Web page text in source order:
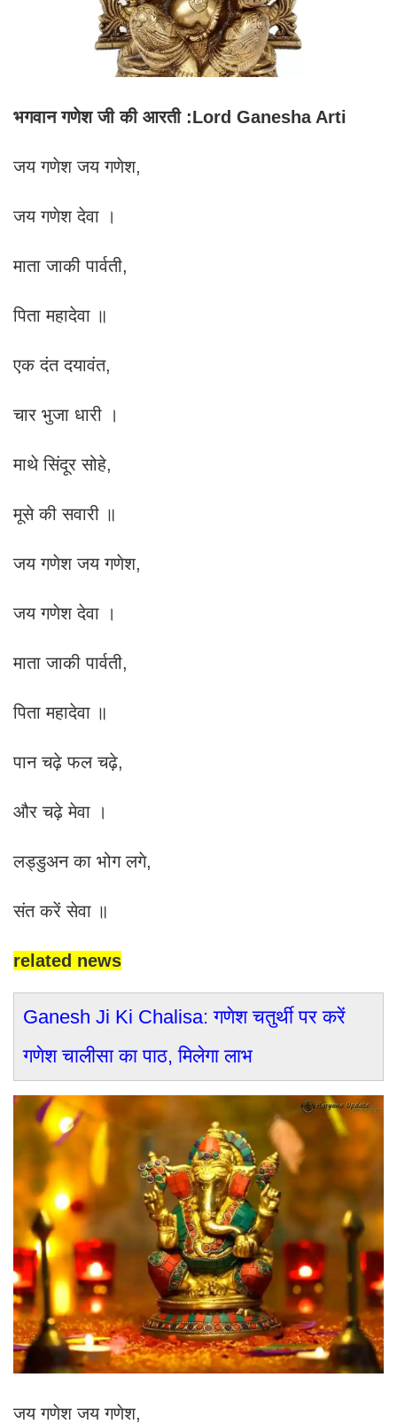
भगवान गणेश जी की आरती :Lord Ganesha Arti
जय गणेश जय गणेश,
जय गणेश देवा ।
माता जाकी पार्वती,
पिता महादेवा ॥
एक दंत दयावंत,
चार भुजा धारी ।
माथे सिंदूर सोहे,
मूसे की सवारी ॥
जय गणेश जय गणेश,
जय गणेश देवा ।
माता जाकी पार्वती,
पिता महादेवा ॥
पान चढ़े फल चढ़े,
और चढ़े मेवा ।
लड्डुअन का भोग लगे,
संत करें सेवा ॥
related news
Ganesh Ji Ki Chalisa: गणेश चतुर्थी पर करें
गणेश चालीसा का पाठ, मिलेगा लाभ
जय गणेश जय गणेश,